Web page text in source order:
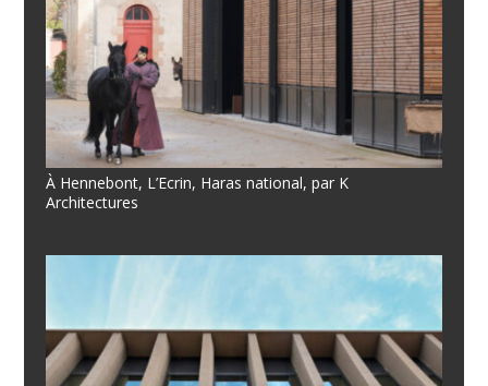
À Hennebont, L’Ecrin, Haras national, par K
Architectures